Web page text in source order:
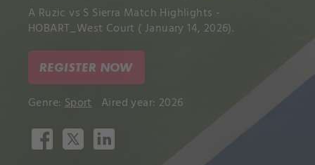
A Ruzic vs S Sierra Match Highlights -
HOBART_West Court ( January 14, 2026).
REGISTER NOW
Genre: Sport Aired year: 2026